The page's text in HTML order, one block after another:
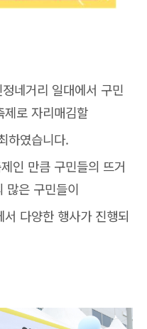
네거리 일대에서 구민
로 자리매김할
하였습니다.
인 만큼 구민들의 뜨거
많은 구민들이
다양한 행사가 진행되